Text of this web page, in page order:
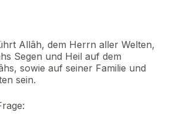
Allâh, dem Herrn aller Welten,
Segen und Heil auf dem
sowie auf seiner Familie und
sein.